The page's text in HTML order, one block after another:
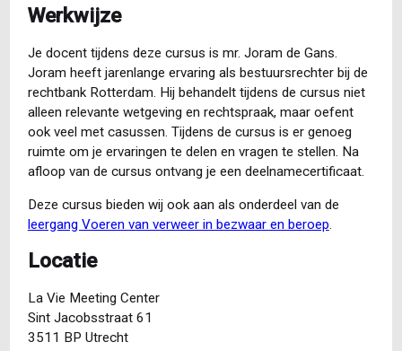
Werkwijze
Je docent tijdens deze cursus is mr. Joram de Gans.
Joram heeft jarenlange ervaring als bestuursrechter bij de
rechtbank Rotterdam. Hij behandelt tijdens de cursus niet
alleen relevante wetgeving en rechtspraak, maar oefent
ook veel met casussen. Tijdens de cursus is er genoeg
ruimte om je ervaringen te delen en vragen te stellen. Na
afloop van de cursus ontvang je een deelnamecertificaat.
Deze cursus bieden wij ook aan als onderdeel van de
leergang Voeren van verweer in bezwaar en beroep.
Locatie
La Vie Meeting Center
Sint Jacobsstraat 61
3511 BP Utrecht